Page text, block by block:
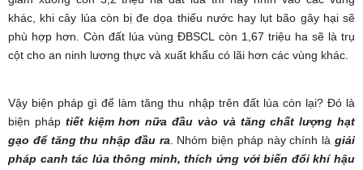
khác, khi cây lúa còn bị đe dọa thiếu nước hay lụt bão gây hại sẽ
phù hợp hơn. Còn đất lúa vùng ĐBSCL còn 1,67 triệu ha sẽ là trụ
cột cho an ninh lương thực và xuất khẩu có lãi hơn các vùng khác.
Vậy biện pháp gì để làm tăng thu nhập trên đất lúa còn lại? Đó là
biện pháp tiết kiệm hơn nữa đầu vào và tăng chất lượng hạt
gạo để tăng thu nhập đầu ra . Nhóm biện pháp này chính là giải
pháp canh tác lúa thông minh, thích ứng với biến đổi khí hậu